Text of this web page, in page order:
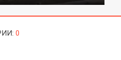
: 0